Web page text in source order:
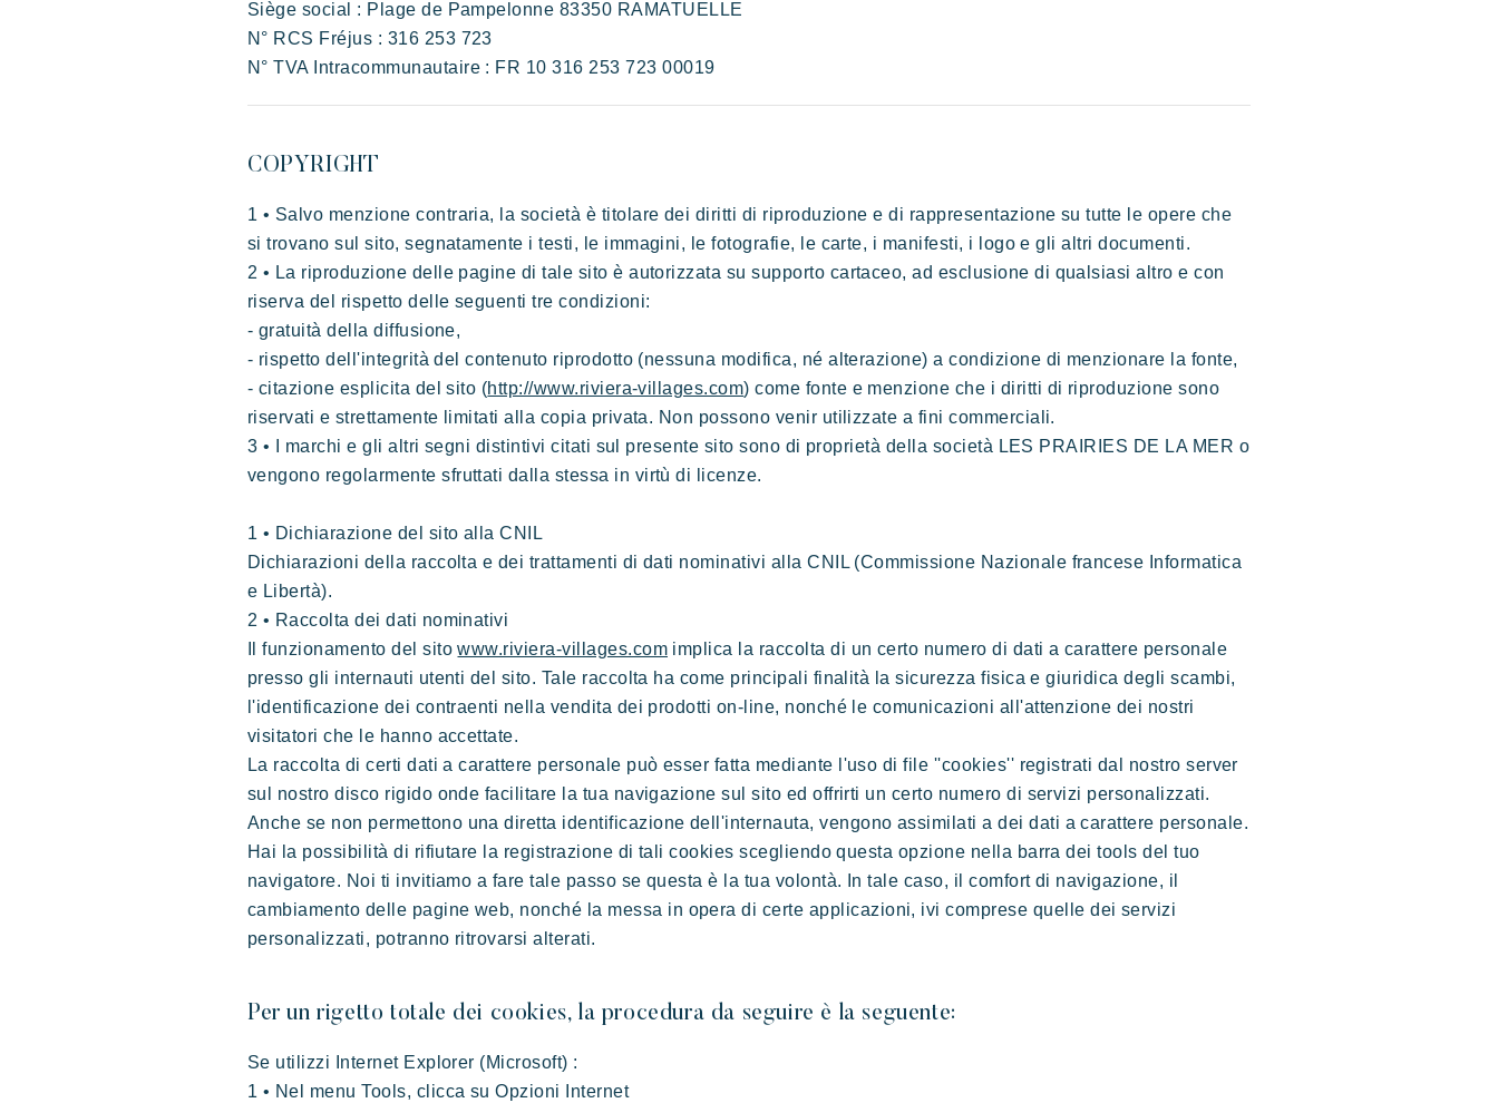
Lodge di ispirazione polinesiana, una
vista incredibile su Saint Tropez, una
posizione eccezionale.
Le famose Tiki Huttes, un ambiente
della famosa spiaggia di Pampelonne.
Siège social : Plage de Pampelonne 83350 RAMATUELLE
N° RCS Fréjus : 316 253 723
N° TVA Intracommunautaire : FR 10 316 253 723 00019
COPYRIGHT
1 • Salvo menzione contraria, la società è titolare dei diritti di riproduzione e di rappresentazione su tutte le opere che
si trovano sul sito, segnatamente i testi, le immagini, le fotografie, le carte, i manifesti, i logo e gli altri documenti.
2 • La riproduzione delle pagine di tale sito è autorizzata su supporto cartaceo, ad esclusione di qualsiasi altro e con
riserva del rispetto delle seguenti tre condizioni:
- gratuità della diffusione,
- rispetto dell'integrità del contenuto riprodotto (nessuna modifica, né alterazione) a condizione di menzionare la fonte,
- citazione esplicita del sito (http://www.riviera-villages.com) come fonte e menzione che i diritti di riproduzione sono
riservati e strettamente limitati alla copia privata. Non possono venir utilizzate a fini commerciali.
3 • I marchi e gli altri segni distintivi citati sul presente sito sono di proprietà della società LES PRAIRIES DE LA MER o
vengono regolarmente sfruttati dalla stessa in virtù di licenze.
1 • Dichiarazione del sito alla CNIL
Dichiarazioni della raccolta e dei trattamenti di dati nominativi alla CNIL (Commissione Nazionale francese Informatica
e Libertà).
2 • Raccolta dei dati nominativi
Il funzionamento del sitowww.riviera-villages.com implica la raccolta di un certo numero di dati a carattere personale
presso gli internauti utenti del sito. Tale raccolta ha come principali finalità la sicurezza fisica e giuridica degli scambi,
l'identificazione dei contraenti nella vendita dei prodotti on-line, nonché le comunicazioni all'attenzione dei nostri
visitatori che le hanno accettate.
La raccolta di certi dati a carattere personale può esser fatta mediante l'uso di file ''cookies'' registrati dal nostro server
sul nostro disco rigido onde facilitare la tua navigazione sul sito ed offrirti un certo numero di servizi personalizzati.
Anche se non permettono una diretta identificazione dell'internauta, vengono assimilati a dei dati a carattere personale.
Hai la possibilità di rifiutare la registrazione di tali cookies scegliendo questa opzione nella barra dei tools del tuo
navigatore. Noi ti invitiamo a fare tale passo se questa è la tua volontà. In tale caso, il comfort di navigazione, il
cambiamento delle pagine web, nonché la messa in opera di certe applicazioni, ivi comprese quelle dei servizi
personalizzati, potranno ritrovarsi alterati.
Per un rigetto totale dei cookies, la procedura da seguire è la seguente:
Se utilizzi Internet Explorer (Microsoft) :
1 • Nel menu Tools, clicca su Opzioni Internet